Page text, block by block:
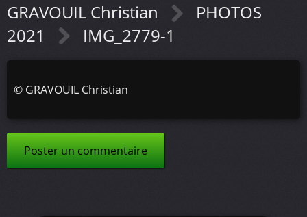
GRAVOUIL Christian
PHOTOS
2021
IMG_2779-1
© GRAVOUIL Christian
Poster un commentaire